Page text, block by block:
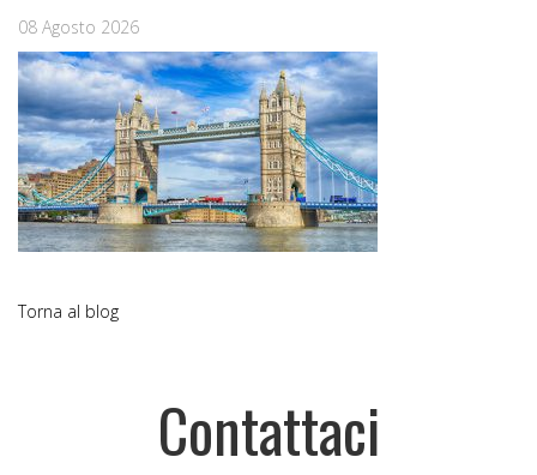
08 Agosto 2026
Torna al blog
Contattaci